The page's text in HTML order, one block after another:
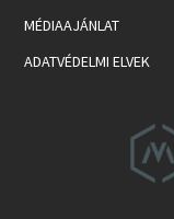
MÉDIAAJÁNLAT
ADATVÉDELMI ELVEK